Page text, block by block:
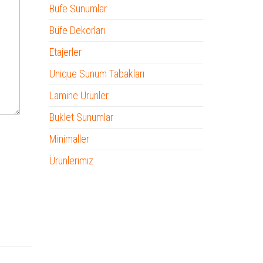
Büfe Sunumlar
Büfe Dekorları
Etajerler
Unique Sunum Tabakları
Lamine Ürünler
Buklet Sunumlar
Minimaller
Ürünlerimiz